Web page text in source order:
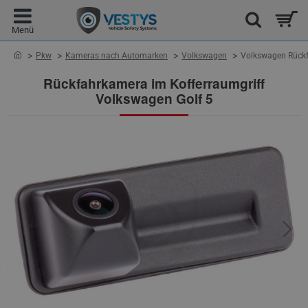
Rückfahrkamera im Kofferraumgriff
Volkswagen Golf 5
homePkw Kameras nach Automarken Volkswagen Volkswagen